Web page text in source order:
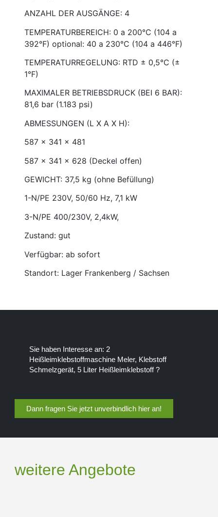
ANZAHL DER AUSGÄNGE: 4
TEMPERATURBEREICH: 0 a 200°C (104 a
392°F) optional: 40 a 230°C (104 a 446°F)
TEMPERATURREGELUNG: RTD ± 0,5°C (±
1°F)
MAXIMALER BETRIEBSDRUCK (BEI 6 BAR):
81,6 bar (1.183 psi)
ABMESSUNGEN (L X A X H):
587 x 341 x 481
587 x 341 x 628 (Deckel offen)
GEWICHT: 37,5 kg (ohne Befüllung)
1-N/PE 230V, 50/60 Hz, 7,1 kW
3-N/PE 400/230V, 2,4kW,
Zustand: gut
Verfügbar: ab sofort
Standort: Lager Frankenberg / Sachsen
Sie haben Interesse an: 2
Heißleimklebstoffmaschine Meler, Klebstoff
Schmelzgerät, 5 Liter Heißleimklebstoff ?
Dann fragen Sie jetzt unverbindlich hier an!
weitere Angebote